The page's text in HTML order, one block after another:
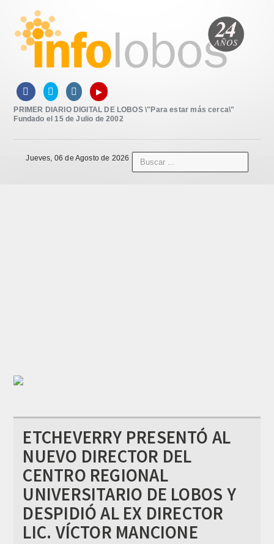
   ▸
PRIMER DIARIO DIGITAL DE LOBOS \"Para estar más cerca\"
Fundado el 15 de Julio de 2002
Jueves, 06 de Agosto de 2026
ETCHEVERRY PRESENTÓ AL
NUEVO DIRECTOR DEL
CENTRO REGIONAL
UNIVERSITARIO DE LOBOS Y
DESPIDIÓ AL EX DIRECTOR
LIC. VÍCTOR MANCIONE